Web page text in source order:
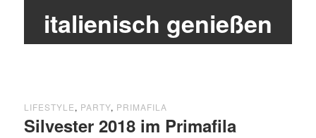
italienisch genießen
LIFESTYLE, PARTY, PRIMAFILA
Silvester 2018 im Primafila